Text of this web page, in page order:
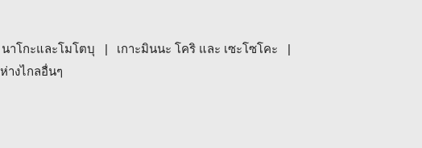
นาโกะและโมโตบุ
เกาะมินนะ โคริ และ เซะโซโคะ
ห่างไกลอื่นๆ